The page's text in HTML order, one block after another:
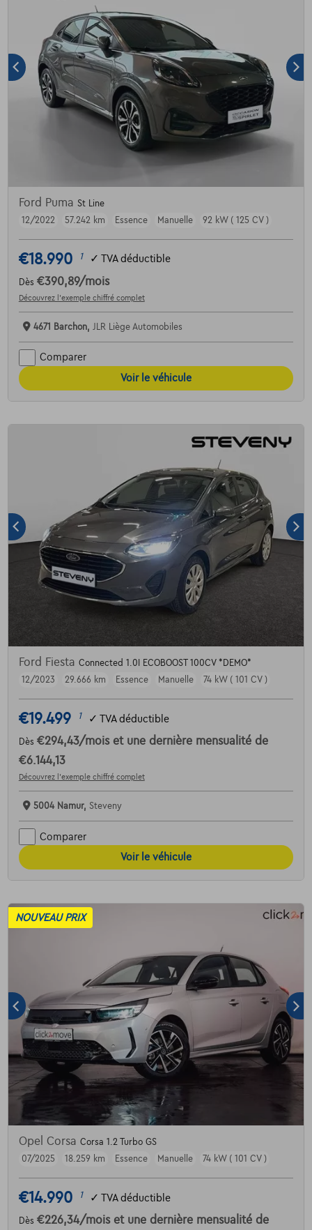
Ford Puma St Line
12/2022
57.242 km Essence Manuelle 92 kW ( 125 CV )
€18.990 1 ✓ TVA déductible
Dès €390,89/mois
Découvrez l’exemple chiffré complet
4671 Barchon, JLR Liège Automobiles
Comparer
Voir le véhicule
Ford Fiesta Connected 1.0I ECOBOOST 100CV *DEMO*
12/2023
29.666 km Essence Manuelle 74 kW ( 101 CV )
€19.499 1 ✓ TVA déductible
Dès €294,43/mois et une dernière mensualité de
€6.144,13
Découvrez l’exemple chiffré complet
5004 Namur, Steveny
Comparer
Voir le véhicule
NOUVEAU PRIX
Opel Corsa Corsa 1.2 Turbo GS
07/2025
18.259 km Essence Manuelle 74 kW ( 101 CV )
€14.990 1 ✓ TVA déductible
Dès €226,34/mois et une dernière mensualité de